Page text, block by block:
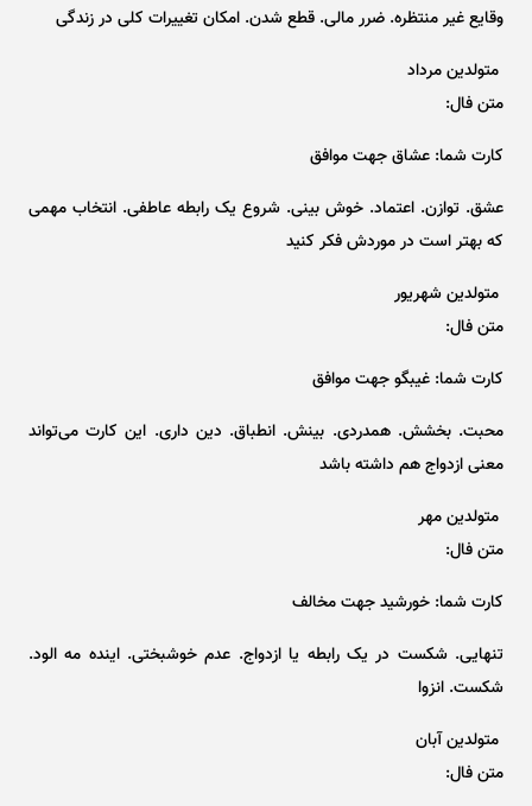
وقایع غیر منتظره. ضرر مالی. قطع شدن. امکان تغییرات کلی در زندگی
متولدین مرداد
متن فال:
کارت شما: عشاق جهت موافق
عشق. توازن. اعتماد. خوش بینی. شروع یک رابطه عاطفی. انتخاب مهمی
که بهتر است در موردش فکر کنید
متولدین شهریور
متن فال:
کارت شما: غیبگو جهت موافق
محبت. بخشش. همدردی. بینش. انطباق. دین داری. این کارت می‌تواند
معنی ازدواج هم داشته باشد
متولدین مهر
متن فال:
کارت شما: خورشید جهت مخالف
تنهایی. شکست در یک رابطه یا ازدواج. عدم خوشبختی. اینده مه الود.
شکست. انزوا
متولدین آبان
متن فال: